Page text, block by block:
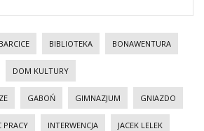
BARCICE BIBLIOTEKA BONAWENTURA
DOM KULTURY
GABOŃ GIMNAZJUM GNIAZDO
PRACY INTERWENCJA JACEK LELEK